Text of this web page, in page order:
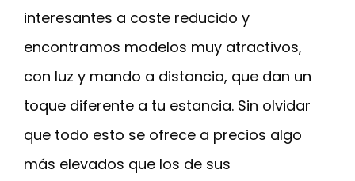
interesantes a coste reducido y
encontramos modelos muy atractivos,
con luz y mando a distancia, que dan un
toque diferente a tu estancia. Sin olvidar
que todo esto se ofrece a precios algo
más elevados que los de sus